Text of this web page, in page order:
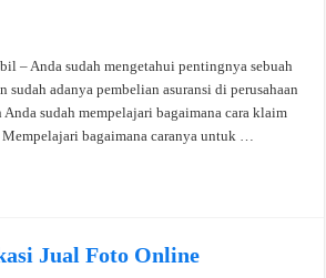
– Anda sudah mengetahui pentingnya sebuah
sudah adanya pembelian asuransi di perusahaan
Anda sudah mempelajari bagaimana cara klaim
bagaimana caranya untuk …
Jual Foto Online